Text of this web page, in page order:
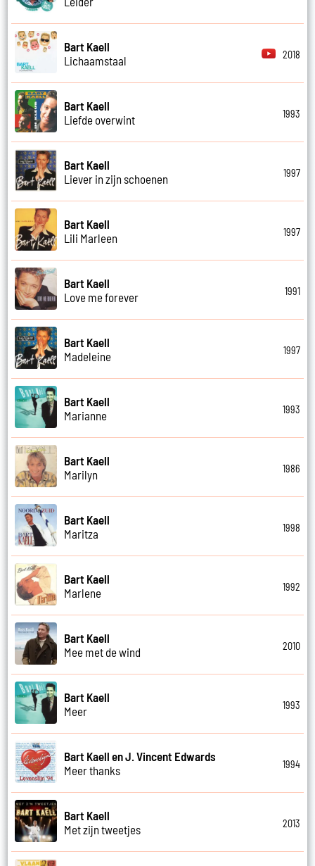
Bart Kaell
Lichaamstaal
2018
Bart Kaell
Liefde overwint
1993
Bart Kaell
Liever in zijn schoenen
1997
Bart Kaell
Lili Marleen
1997
Bart Kaell
Love me forever
1991
Bart Kaell
Madeleine
1997
Bart Kaell
Marianne
1993
Bart Kaell
Marilyn
1986
Bart Kaell
Maritza
1998
Bart Kaell
Marlene
1992
Bart Kaell
Mee met de wind
2010
Bart Kaell
Meer
1993
Bart Kaell en J. Vincent Edwards
Meer thanks
1994
Bart Kaell
Met zijn tweetjes
2013